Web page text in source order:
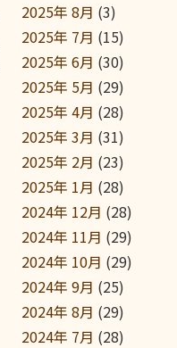
2025年 8月 (3)
2025年 7月 (15)
2025年 6月 (30)
2025年 5月 (29)
2025年 4月 (28)
2025年 3月 (31)
2025年 2月 (23)
2025年 1月 (28)
2024年 12月 (28)
2024年 11月 (29)
2024年 10月 (29)
2024年 9月 (25)
2024年 8月 (29)
2024年 7月 (28)